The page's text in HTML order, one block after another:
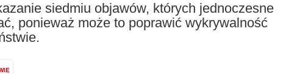
siedmiu objawów, których jednoczesne
ponieważ może to poprawić wykrywalność